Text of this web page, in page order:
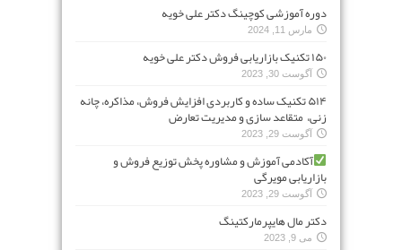
دوره آموزشی کوچینگ دکتر علی خویه
مارس 11, 2024
۱۵۰ تکنیک بازاریابی فروش دکتر علی خویه
آگوست 30, 2023
۵۱۴ تکنیک ساده و کاربردی افزایش فروش، مذاکره، چانه
زنی، متقاعد سازی و مدیریت تعارض
آگوست 29, 2023
آکادمی آموزش و مشاوره پخش توزیع فروش و
بازاریابی مویرگی
آگوست 29, 2023
دکتر مال هایپرمارکتینگ
می 9, 2023